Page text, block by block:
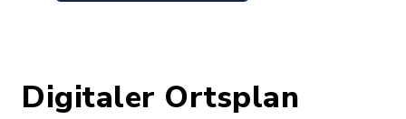
Digitaler Ortsplan